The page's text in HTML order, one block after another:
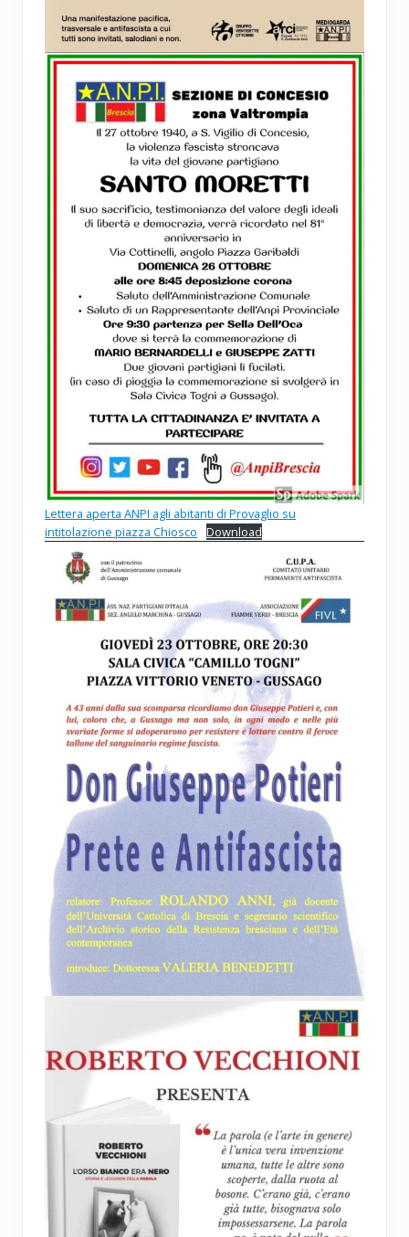
Lettera aperta ANPI agli abitanti di Provaglio su
intitolazione piazza Chiosco
Download